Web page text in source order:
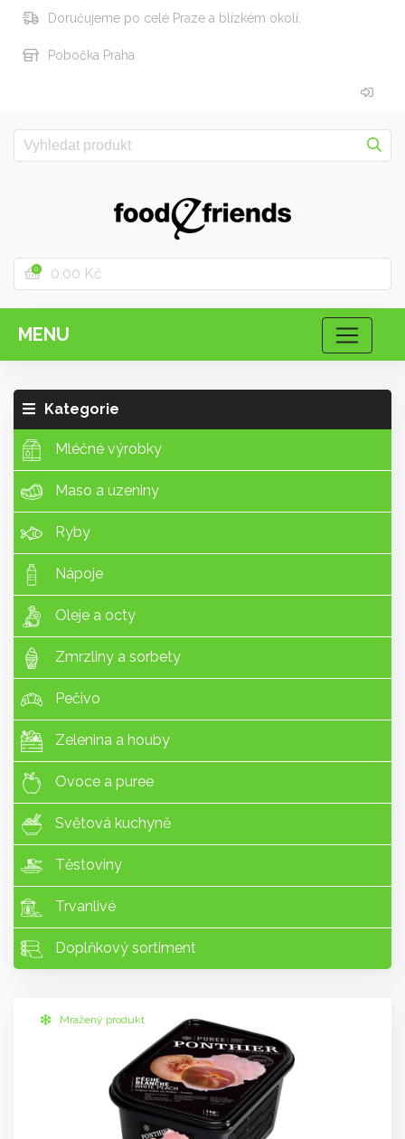
Doručujeme po celé Praze a blízkém okolí.
Pobočka Praha
0 0,00 Kč
MENU
Kategorie
Mléčné výrobky
Maso a uzeniny
Ryby
Nápoje
Oleje a octy
Zmrzliny a sorbety
Pečivo
Zelenina a houby
Ovoce a puree
Světová kuchyně
Těstoviny
Trvanlivé
Doplňkový sortiment
Mražený produkt